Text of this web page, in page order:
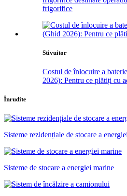
frigorifice
Stivuitor
Costul de înlocuire a
2026): Pentru ce plătiți cu
Înrudite
Sisteme rezidențiale de stocare a energiei
Sisteme de stocare a energiei marine